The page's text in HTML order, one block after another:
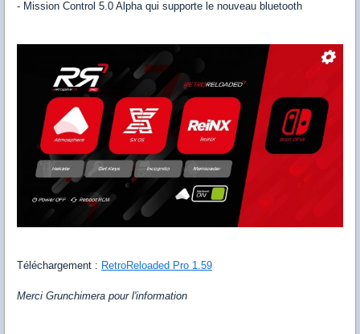
- Mission Control 5.0 Alpha qui supporte le nouveau bluetooth
Téléchargement : RetroReloaded Pro 1.59
Merci Grunchimera pour l'information